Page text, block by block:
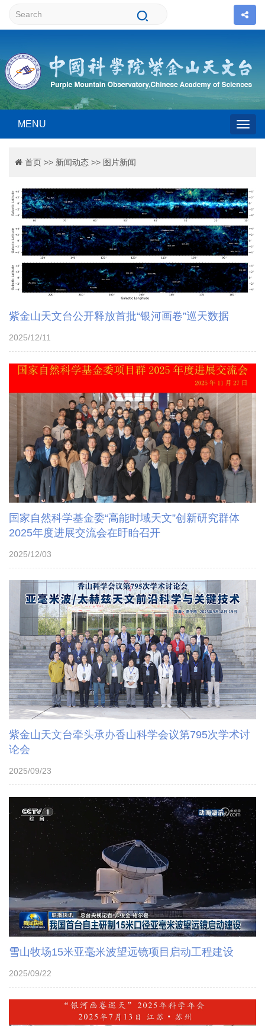
MENU
首页 >> 新闻动态 >> 图片新闻
紫金山天文台公开释放首批“银河画卷”巡天数据
2025/12/11
国家自然科学基金委“高能时域天文”创新研究群体
2025年度进展交流会在盱眙召开
2025/12/03
紫金山天文台牵头承办香山科学会议第795次学术讨
论会
2025/09/23
雪山牧场15米亚毫米波望远镜项目启动工程建设
2025/09/22